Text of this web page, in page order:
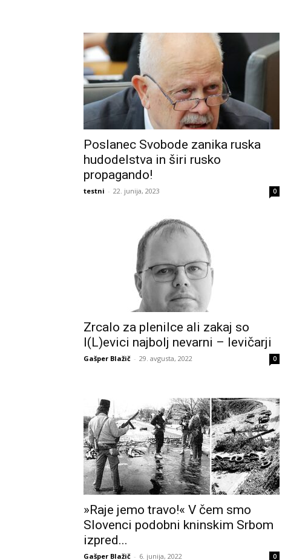
Poslanec Svobode zanika ruska
hudodelstva in širi rusko
propagando!
testni - 22. junija, 2023 0
Zrcalo za plenilce ali zakaj so
l(L)evici najbolj nevarni – levičarji
Gašper Blažič - 29. avgusta, 2022 0
»Raje jemo travo!« V čem smo
Slovenci podobni kninskim Srbom
izpred...
Gašper Blažič - 6. junija, 2022 0